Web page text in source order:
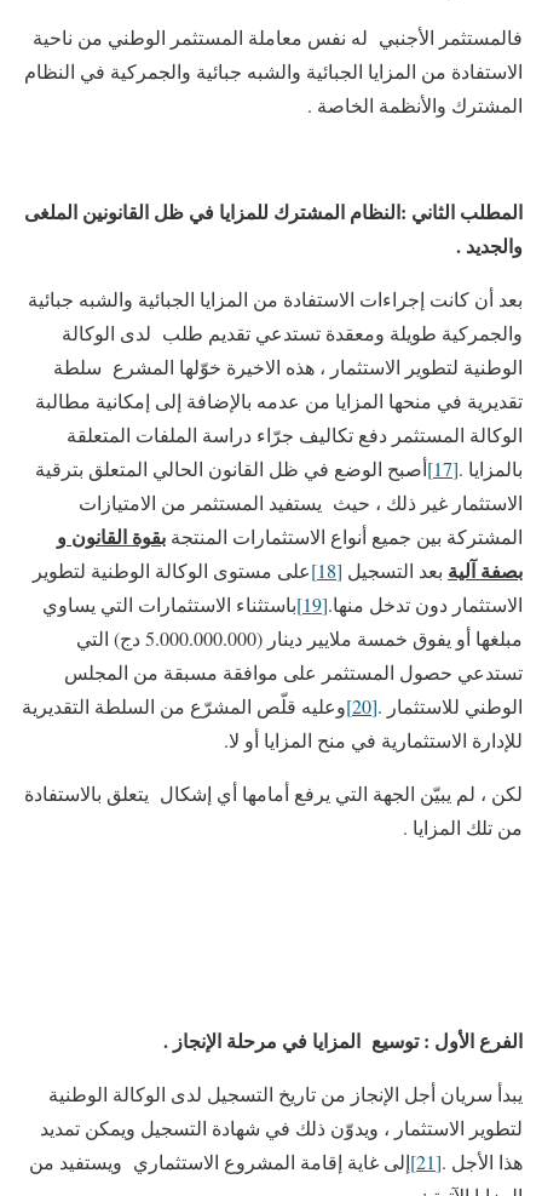
فالمستثمر الأجنبي له نفس معاملة المستثمر الوطني من ناحية
الاستفادة من المزايا الجبائية والشبه جبائية والجمركية في النظام
المشترك والأنظمة الخاصة .
المطلب الثاني :النظام المشترك للمزايا في ظل القانونين الملغى
والجديد .
بعد أن كانت إجراءات الاستفادة من المزايا الجبائية والشبه جبائية
والجمركية طويلة ومعقدة تستدعي تقديم طلب لدى الوكالة
الوطنية لتطوير الاستثمار ، هذه الاخيرة خوّلها المشرع سلطة
تقديرية في منحها المزايا من عدمه بالإضافة إلى إمكانية مطالبة
الوكالة المستثمر دفع تكاليف جرّاء دراسة الملفات المتعلقة
بالمزايا .[17]
أصبح الوضع في ظل القانون الحالي المتعلق بترقية
الاستثمار غير ذلك ، حيث يستفيد المستثمر من الامتيازات
المشتركة بين جميع أنواع الاستثمارات المنتجة بقوة القانون و
بصفة آلية بعد التسجيل [18]
على مستوى الوكالة الوطنية لتطوير
الاستثمار دون تدخل منها.[19]
باستثناء الاستثمارات التي يساوي
مبلغها أو يفوق خمسة ملايير دينار (5.000.000.000 دج) التي
تستدعي حصول المستثمر على موافقة مسبقة من المجلس
الوطني للاستثمار .[20]
وعليه قلّص المشرّع من السلطة التقديرية
للإدارة الاستثمارية في منح المزايا أو لا.
لكن ، لم يبيّن الجهة التي يرفع أمامها أي إشكال يتعلق بالاستفادة
من تلك المزايا .
الفرع الأول : توسيع المزايا في مرحلة الإنجاز .
يبدأ سريان أجل الإنجاز من تاريخ التسجيل لدى الوكالة الوطنية
لتطوير الاستثمار ، ويدوّن ذلك في شهادة التسجيل ويمكن تمديد
هذا الأجل .[21]
إلى غاية إقامة المشروع الاستثماري ويستفيد من